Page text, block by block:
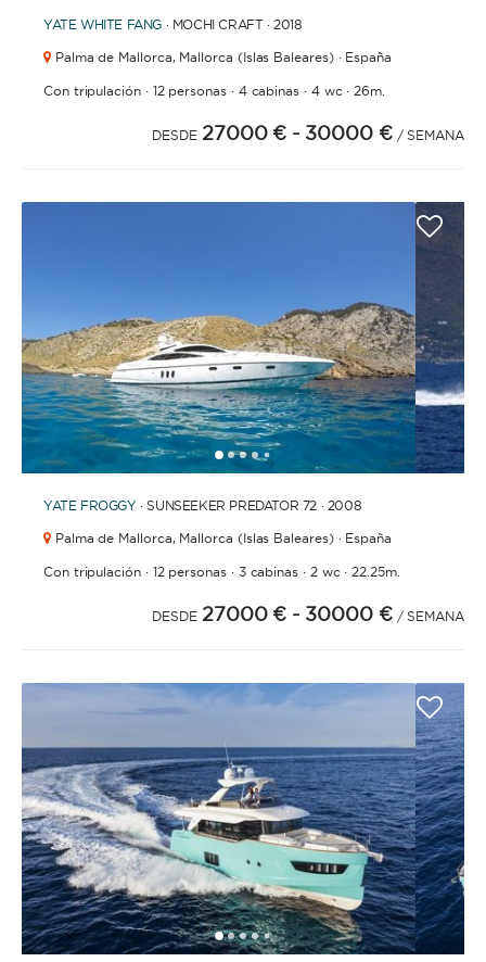
YATE WHITE FANG · MOCHI CRAFT · 2018
Palma de Mallorca, Mallorca (Islas Baleares) · España
Con tripulación· 12 personas· 4 cabinas · 4 wc· 26m.
DESDE 27000 € - 30000 € / SEMANA
12345 9 10 14
YATE FROGGY · SUNSEEKER PREDATOR 72 · 2008
Palma de Mallorca, Mallorca (Islas Baleares) · España
Con tripulación· 12 personas· 3 cabinas · 2 wc· 22.25m.
DESDE 27000 € - 30000 € / SEMANA
12345 67891011121314151617